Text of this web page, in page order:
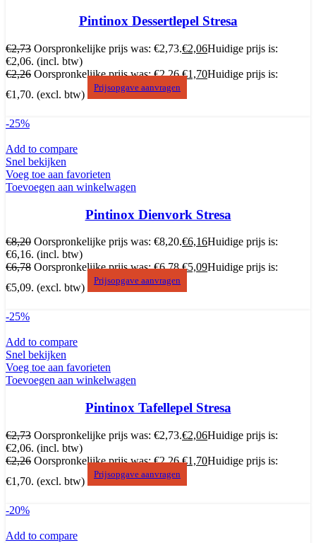
Pintinox Dessertlepel Stresa
€2,73 Oorspronkelijke prijs was: €2,73.€2,06Huidige prijs is:
€2,06. (incl. btw)
€2,26 Oorspronkelijke prijs was: €2,26.€1,70Huidige prijs is:
€1,70. (excl. btw)
Prijsopgave aanvragen
-25%
Add to compare
Snel bekijken
Voeg toe aan favorieten
Toevoegen aan winkelwagen
Pintinox Dienvork Stresa
€8,20 Oorspronkelijke prijs was: €8,20.€6,16Huidige prijs is:
€6,16. (incl. btw)
€6,78 Oorspronkelijke prijs was: €6,78.€5,09Huidige prijs is:
€5,09. (excl. btw)
Prijsopgave aanvragen
-25%
Add to compare
Snel bekijken
Voeg toe aan favorieten
Toevoegen aan winkelwagen
Pintinox Tafellepel Stresa
€2,73 Oorspronkelijke prijs was: €2,73.€2,06Huidige prijs is:
€2,06. (incl. btw)
€2,26 Oorspronkelijke prijs was: €2,26.€1,70Huidige prijs is:
€1,70. (excl. btw)
Prijsopgave aanvragen
-20%
Add to compare